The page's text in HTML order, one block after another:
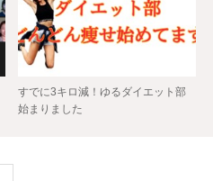
すでに3キロ減！ゆるダイエット部
始まりました